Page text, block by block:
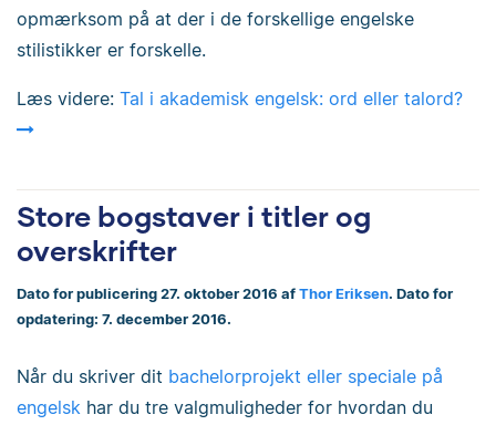
opmærksom på at der i de forskellige engelske
stilistikker er forskelle.
Læs videre: Tal i akademisk engelsk: ord eller talord?
Store bogstaver i titler og
overskrifter
Dato for publicering 27. oktober 2016 af Thor Eriksen. Dato for
opdatering: 7. december 2016.
Når du skriver dit bachelorprojekt eller speciale på
engelsk har du tre valgmuligheder for hvordan du